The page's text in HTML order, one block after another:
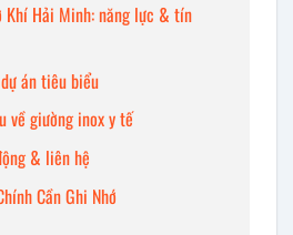
Khí Hải Minh: năng lực & tín
án tiêu biểu
về giường inox y tế
& liên hệ
Cần Ghi Nhớ